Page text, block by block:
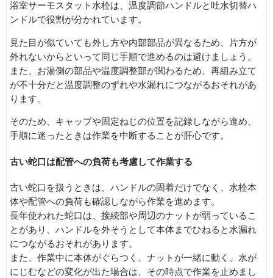
浴室サーモスタット水栓は、温度調節ハンドルと吐水切替ハ
ンドルで役割が分かれています。
見た目が似ていても外し方や内部部品が異なるため、片方が
外れないからといって同じ手順で進めるのは避けましょう。
また、お湯側の部品や温度調整部が関わるため、再組み立て
が不十分だと温度調整のずれや水漏れにつながるおそれがあ
ります。
そのため、キャップや固定ねじの位置を記録しながら進め、
手順に迷ったときは作業を中断することが肝心です。
古い蛇口は配管への負荷も考慮して作業する
古い蛇口を扱うときは、ハンドルの固着だけでなく、水栓本
体や配管への負荷も確認しながら作業を進めます。
長年使われた蛇口は、接続部や周辺のナットが弱っているこ
とがあり、ハンドルを外そうとして本体までひねると水漏れ
につながるおそれがあります。
また、作業中に本体がぐらつく、ナットが一緒に動く、水が
にじむなどの変化が出た場合は、その時点で作業を止めまし